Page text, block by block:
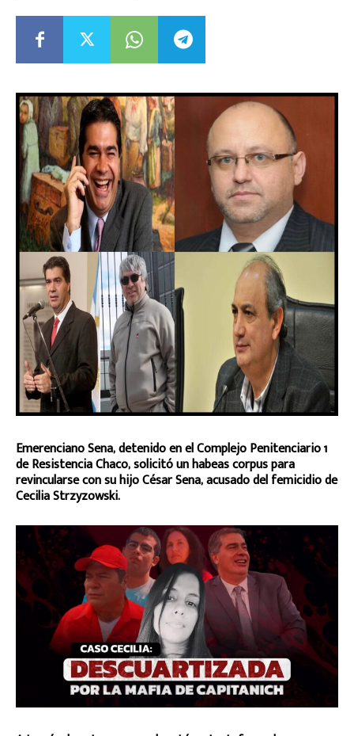
Emerenciano Sena, detenido en el Complejo Penitenciario 1
de Resistencia Chaco, solicitó un habeas corpus para
revincularse con su hijo César Sena, acusado del femicidio de
Cecilia Strzyzowski.